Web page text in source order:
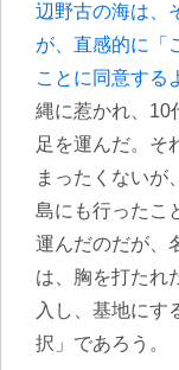
辺野古の海は、
が、直感的に「
ことに同意する
縄に惹かれ、10
足を運んだ。そ
まったくないが
島にも行ったこ
運んだのだが、
は、胸を打たれ
入し、基地にす
択」であろう。